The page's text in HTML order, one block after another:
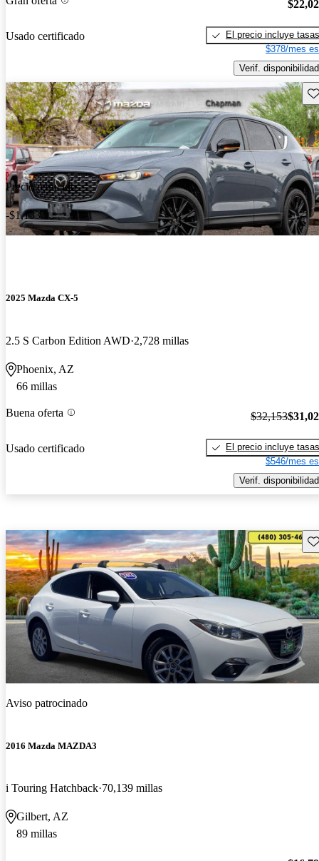
Usado certificado
El precio incluye tasas
$378/mes
Verif. disponibilidad
Precio reducido
-$1,133
2025 Mazda CX-5
2.5 S Carbon Edition AWD 2,728 millas
Phoenix, AZ
66 millas
Buena oferta
Usado certificado
$32,153
El precio incluye tasas
$546/mes
Verif. disponibilidad
Aviso patrocinado
2016 Mazda MAZDA3
i Touring Hatchback 70,139 millas
Gilbert, AZ
89 millas